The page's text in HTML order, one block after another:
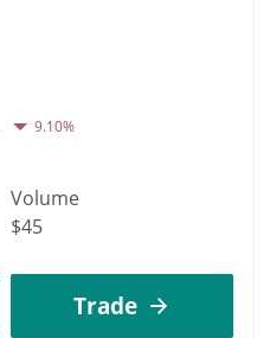
9.10%
Volume
$45
Trade